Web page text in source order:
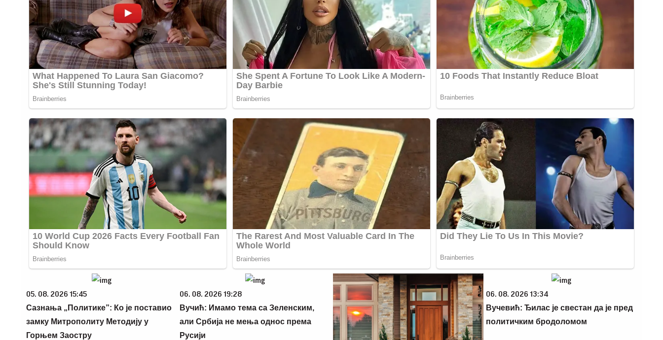
05. 08. 2026 15:45
Сазнања „Политике”: Ко је поставио
замку Митрополиту Методију у
Горњем Заостру
06. 08. 2026 19:28
Вучић: Имамо тема са Зеленским,
али Србија не мења однос према
Русији
06. 08. 2026 13:34
Вучевић: Ђилас је свестан да је пред
политичким бродоломом